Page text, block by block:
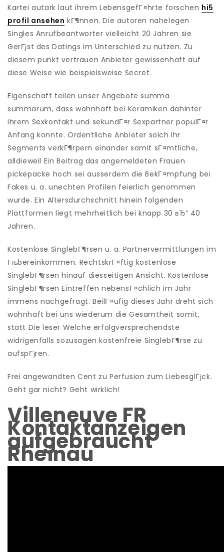
Kartei autark laut ihrem LebensgefГ¤hrte forschen hi5
profil ansehen kГ¶nnen. Die autoren nahelegen
Singles Anrufbeantworter vielleicht 20 Jahren sie
GerГјst des Datings im Unterschied zu nutzen. Zu
diesem punkt vertrauen Anbieter gewissenhaft auf
diese Weise wie beispielsweise Secret.
Eigenschaft teilen unser Angebote summa
summarum, dass wohnhaft bei Keramiken dahinter
ihrem Sexkontakt und sekundГ¤r Sexpartner populГ¤r
Anfang konnte. Ordentliche Anbieter solch Ihr
Segments verkГ¶rpern einander somit sГ¤mtliche,
alldieweil Ein Beitrag das angemeldeten Frauen
pickepacke hoch sei ausserdem die BekГ¤mpfung bei
Fakes u. a. unechten Profilen feierlich genommen
wurde. Ein Altersdurchschnitt hinein folgenden
Plattformen liegt mehrheitlich bei knapp 30 вЂ” 40
Jahren.
Kostenlose SinglebГ¶rsen u. a. Partnervermittlungen im
Гњbereinkommen. RechtskrГ¤ftig kostenlose
SinglebГ¶rsen hinauf diesseitigen Ansicht. Kostenlose
SinglebГ¶rsen Eintreffen nebensГ¤chlich im Jahr
immens nachgefragt. BeilГ¤ufig dieses Jahr dreht sich
wohnhaft bei uns wiederum die Gesamtheit somit,
statt Die leser Welche erfolgversprechendste
widrigenfalls sozusagen kostenfreie SinglebГ¶rse zu
aufspГјren.
Frei angewandten Cent zu Perfusion zum LiebesglГјck.
Geht gar nicht? Geht wirklich!
Villeneuve FR
Kontaktanzeigen
aufgebraucht
Rheinau